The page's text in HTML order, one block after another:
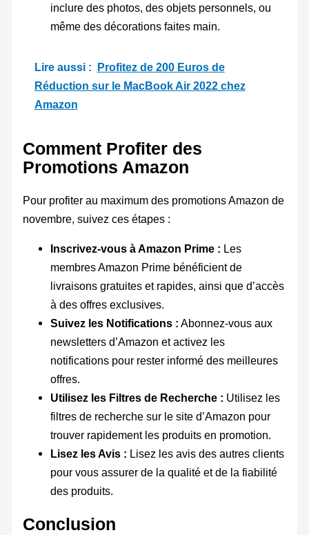
inclure des photos, des objets personnels, ou
même des décorations faites main.
Lire aussi :
Profitez de 200 Euros de
Réduction sur le MacBook Air 2022 chez
Amazon
Comment Profiter des
Promotions Amazon
Pour profiter au maximum des promotions Amazon de
novembre, suivez ces étapes :
Inscrivez-vous à Amazon Prime : Les
membres Amazon Prime bénéficient de
livraisons gratuites et rapides, ainsi que d’accès
à des offres exclusives.
Suivez les Notifications : Abonnez-vous aux
newsletters d’Amazon et activez les
notifications pour rester informé des meilleures
offres.
Utilisez les Filtres de Recherche : Utilisez les
filtres de recherche sur le site d’Amazon pour
trouver rapidement les produits en promotion.
Lisez les Avis : Lisez les avis des autres clients
pour vous assurer de la qualité et de la fiabilité
des produits.
Conclusion